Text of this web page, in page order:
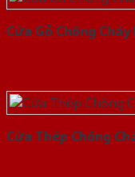
Cửa Gỗ Chống Cháy
Cửa Thép Chống